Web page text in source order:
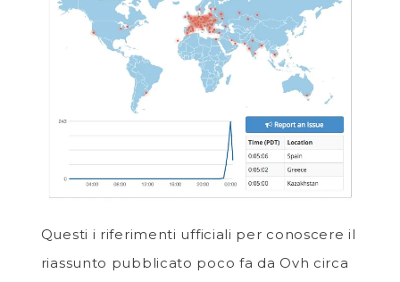
Questi i riferimenti ufficiali per conoscere il
riassunto pubblicato poco fa da Ovh circa